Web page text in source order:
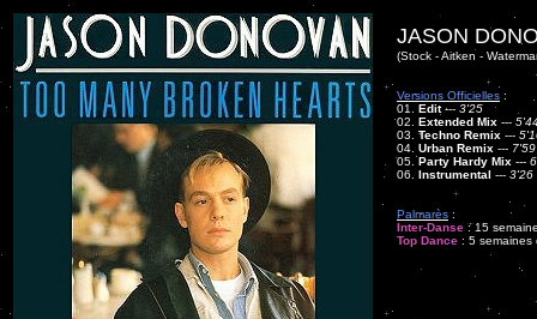
JASON
(Stock - Aitken -
Versions Officielles :
01. Edit--- 3'25
02. Extended Mix ---
03.Techno Remix ---
04. Urban Remix --- 7'59
05.Party Hardy Mix ---
06. Instrumental --- 3'26
Palmarès :
Inter-Danse : 15
Top Dance : 5 semaines